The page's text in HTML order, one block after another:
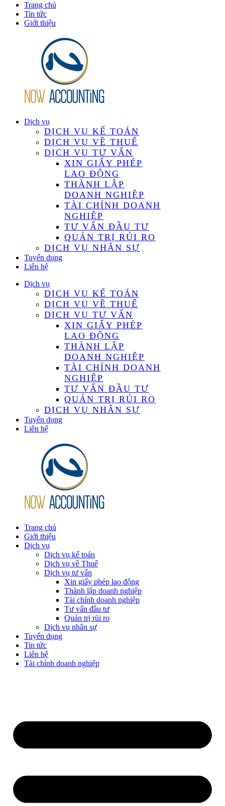
Trang chủ
Tin tức
Giới thiệu
Dịch vụ
DỊCH VỤ KẾ TOÁN
DỊCH VỤ VỀ THUẾ
DỊCH VỤ TƯ VẤN
XIN GIẤY PHÉP
LAO ĐỘNG
THÀNH LẬP
DOANH NGHIỆP
TÀI CHÍNH DOANH
NGHIỆP
TƯ VẤN ĐẦU TƯ
QUẢN TRỊ RỦI RO
DỊCH VỤ NHÂN SỰ
Tuyển dụng
Liên hệ
Dịch vụ
DỊCH VỤ KẾ TOÁN
DỊCH VỤ VỀ THUẾ
DỊCH VỤ TƯ VẤN
XIN GIẤY PHÉP
LAO ĐỘNG
THÀNH LẬP
DOANH NGHIỆP
TÀI CHÍNH DOANH
NGHIỆP
TƯ VẤN ĐẦU TƯ
QUẢN TRỊ RỦI RO
DỊCH VỤ NHÂN SỰ
Tuyển dụng
Liên hệ
Trang chủ
Giới thiệu
Dịch vụ
Dịch vụ kế toán
Dịch vụ về Thuế
Dịch vụ tư vấn
Xin giấy phép lao động
Thành lập doanh nghiệp
Tài chính doanh nghiệp
Tư vấn đầu tư
Quản trị rủi ro
Dịch vụ nhân sự
Tuyển dụng
Tin tức
Liên hệ
Tài chính doanh nghiệp